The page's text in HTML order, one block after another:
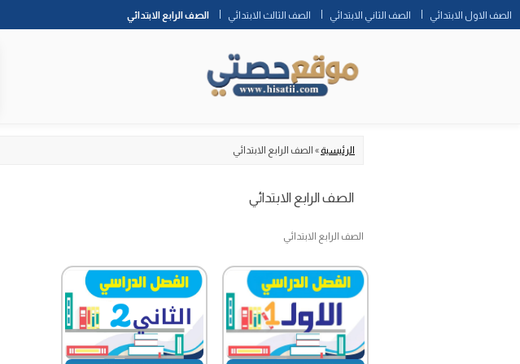
الصف الاول الابتدائي الصف الثاني الابتدائي الصف الثالث الابتدائي الصف الرابع الابتدائي
الرئيسية » الصف الرابع الابتدائي
الصف الرابع الابتدائي
الصف الرابع الابتدائي